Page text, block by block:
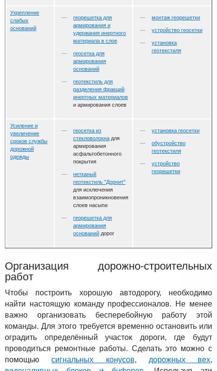
Укрепление
слабых
оснований
георешетка для
армирования и
удержания инертного
материала в слое
геосетка для
армирования
оснований
геотекстиль для
разделения фракций
инертных материалов
и армирования слоев
монтаж георешетки
устройство геосетки
установка
геотекстиля
Усиление и
увеличение
сроков службы
дорожной
одежды
геосетка из
стекловолокна для
армирования
асфальтобетонного
покрытия
нетканый
геотекстиль "Дорнит"
для исключения
взаимопроникновения
слоев насыпи
георешетка для
армирования
оснований дорог
установка геосетки
обустройство
геотекстиля
устройство
георешетки
Организация дорожно-строительных
работ
Чтобы построить хорошую автодорогу, необходимо
найти настоящую команду профессионалов. Не менее
важно организовать бесперебойную работу этой
команды. Для этого требуется временно остановить или
оградить определённый участок дороги, где будут
проводиться ремонтные работы. Сделать это можно с
помощьюсигнальных конусов, дорожных вех,